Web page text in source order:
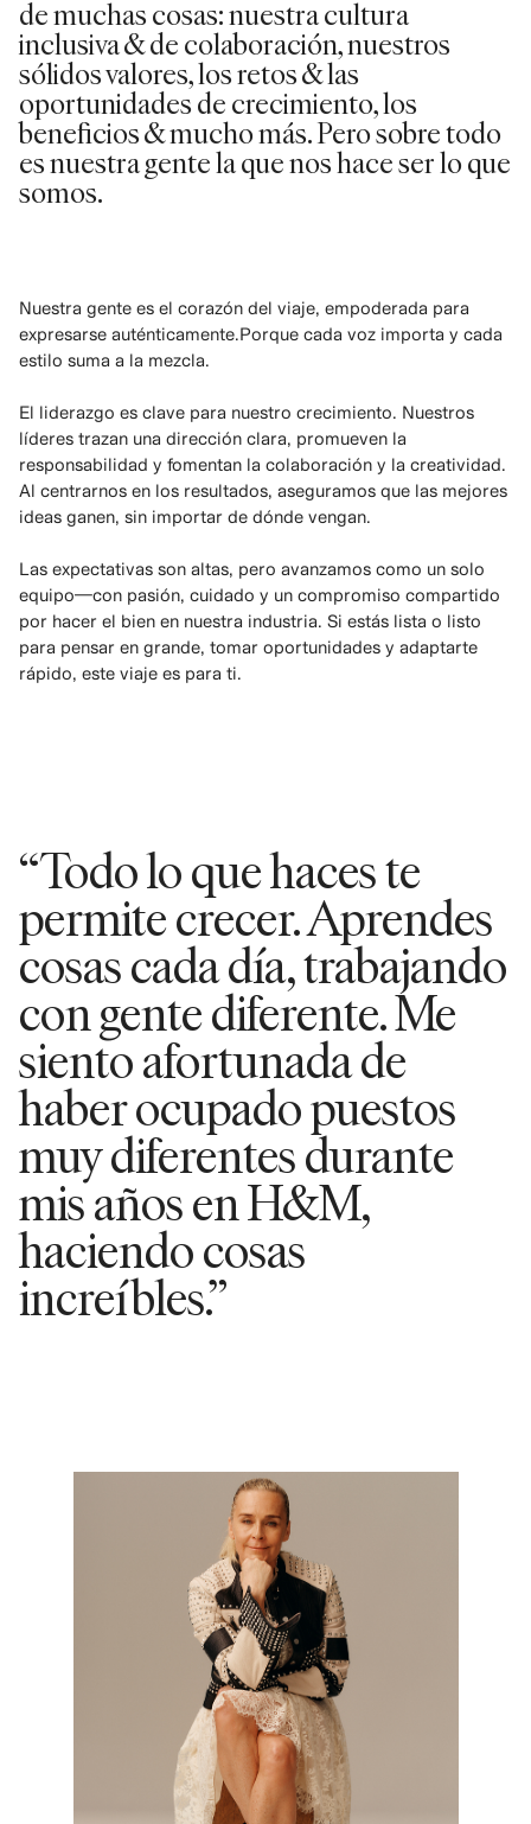
de muchas cosas: nuestra cultura
inclusiva & de colaboración, nuestros
sólidos valores, los retos & las
oportunidades de crecimiento, los
beneficios & mucho más. Pero sobre todo
es nuestra gente la que nos hace ser lo que
somos.
Nuestra gente es el corazón del viaje, empoderada para
expresarse auténticamente.Porque cada voz importa y cada
estilo suma a la mezcla.
El liderazgo es clave para nuestro crecimiento. Nuestros
líderes trazan una dirección clara, promueven la
responsabilidad y fomentan la colaboración y la creatividad.
Al centrarnos en los resultados, aseguramos que las mejores
ideas ganen, sin importar de dónde vengan.
Las expectativas son altas, pero avanzamos como un solo
equipo—con pasión, cuidado y un compromiso compartido
por hacer el bien en nuestra industria. Si estás lista o listo
para pensar en grande, tomar oportunidades y adaptarte
rápido, este viaje es para ti.
“Todo lo que haces te
permite crecer. Aprendes
cosas cada día, trabajando
con gente diferente. Me
siento afortunada de
haber ocupado puestos
muy diferentes durante
mis años en H&M,
haciendo cosas
increíbles.”